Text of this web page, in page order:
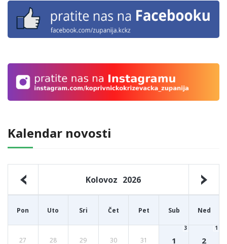
Kalendar novosti
Kolovoz 2026
Pon Uto Sri Čet Pet Sub Ned
27 28 29 30 31 1
3
2
1